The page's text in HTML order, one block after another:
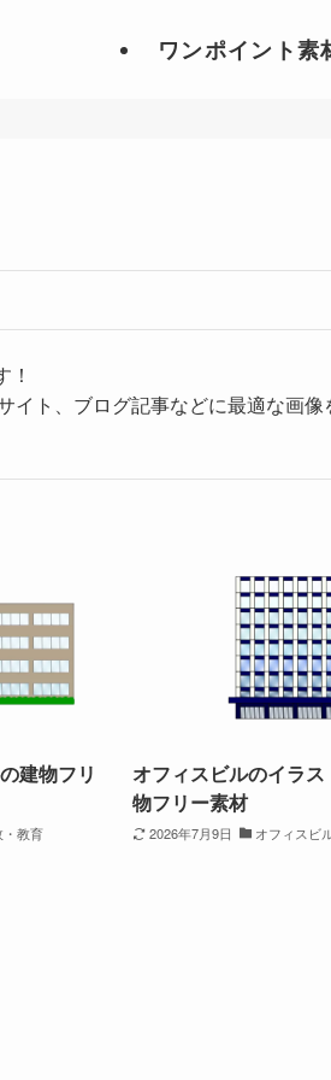
ワンポイント素
イト、ブログ記事などに最適な画像
建物フリ
教育
オフィスビルのイラ
物フリー素材
2026年7月9日 オフィスビ